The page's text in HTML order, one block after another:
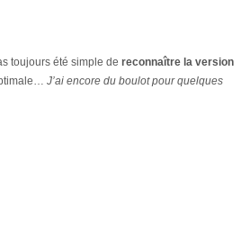
toujours été simple de reconnaître la version
J’ai encore du boulot pour quelques